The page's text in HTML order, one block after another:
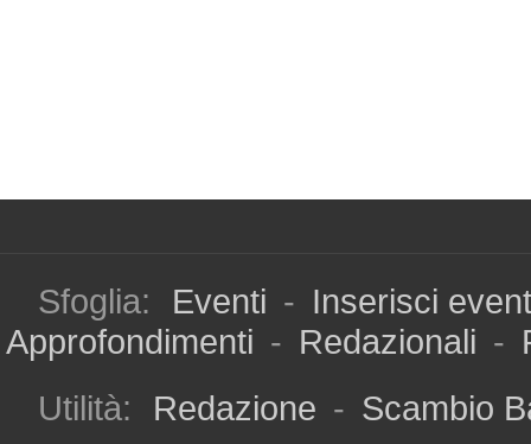
Sfoglia: Eventi - Inserisci
Approfondimenti - Redazionali -
Utilità:
Redazione - Scambio